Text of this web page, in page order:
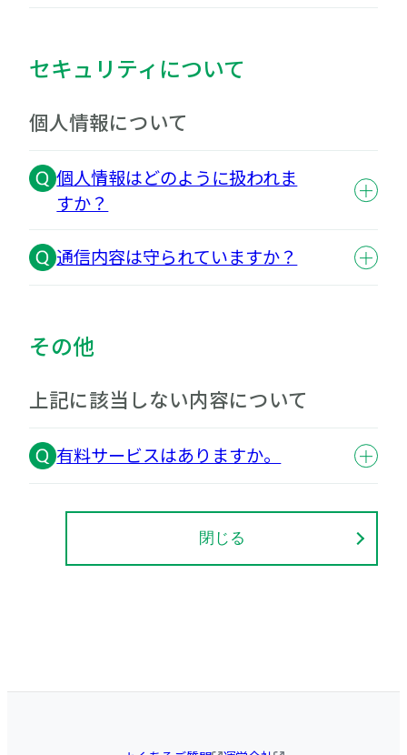
セキュリティについて
個人情報について
個人情報はどのように扱われま
すか？
通信内容は守られていますか？
その他
上記に該当しない内容について
有料サービスはありますか。
閉じる